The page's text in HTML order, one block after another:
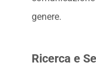
genere.
Ricerca e